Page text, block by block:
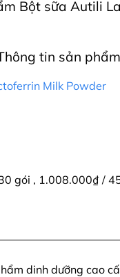
Bột sữa Autili
tin sản phẩm
Milk Powder
gói , 1.008.000₫ /
dinh dưỡng cao